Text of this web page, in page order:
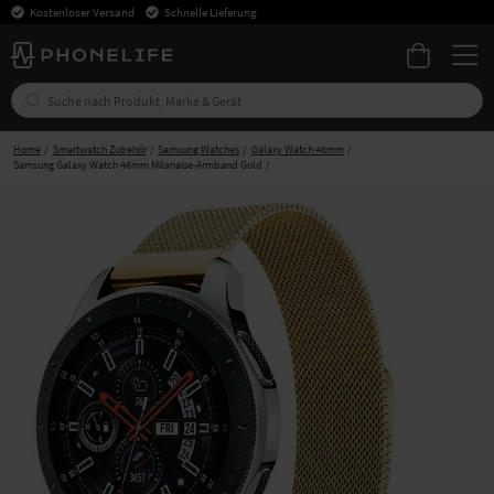
Kostenloser Versand Schnelle Lieferung
Home Smartwatch Zubehör Samsung Watches
Galaxy Watch 46mm
Samsung Galaxy Watch 46mm Milanaise-Armband Gold